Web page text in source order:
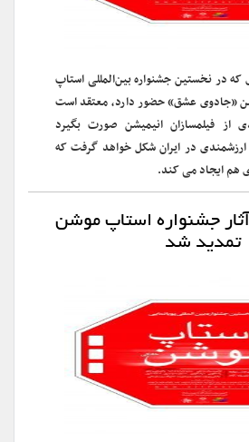
در نخستین جشنواره بین‌المللی استاپ
«جادوی عشق» حضور دارد، معتقد است
فیلمسازان انیمیشن صورت بگیرد
ارزشمندی در ایران شکل خواهد گرفت که
هم ایجاد می کند.
جشنواره استاپ موشن
تمدید شد